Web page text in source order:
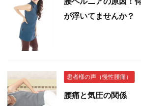
が浮いてませんか？
患者様の声（慢性腰痛）
腰痛と気圧の関係